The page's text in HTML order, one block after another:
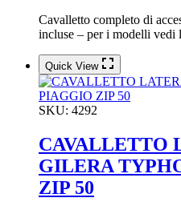
Cavalletto completo di
incluse – per i modelli vedi
Quick View
SKU: 4292
CAVALLETTO
GILERA
ZIP 50